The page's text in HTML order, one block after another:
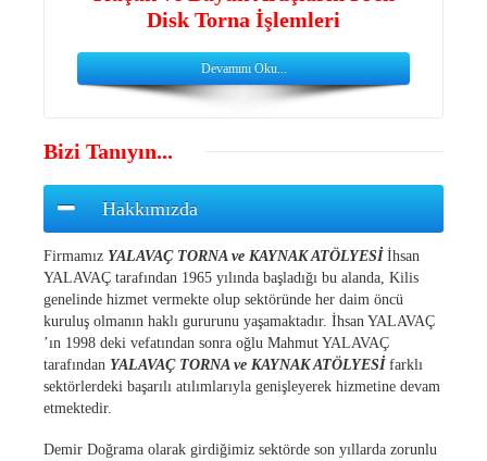
Disk Torna İşlemleri
Devamını Oku...
Bizi Tanıyın...
Hakkımızda
Firmamız YALAVAÇ TORNA ve KAYNAK ATÖLYESİİhsan
YALAVAÇ tarafından 1965 yılında başladığı bu alanda, Kilis
genelinde hizmet vermekte olup sektöründe her daim öncü
kuruluş olmanın haklı gururunu yaşamaktadır. İhsan YALAVAÇ
’ın 1998 deki vefatından sonra oğlu Mahmut YALAVAÇ
tarafından YALAVAÇ TORNA ve KAYNAK ATÖLYESİ farklı
sektörlerdeki başarılı atılımlarıyla genişleyerek hizmetine devam
etmektedir.
Demir Doğrama olarak girdiğimiz sektörde son yıllarda zorunlu